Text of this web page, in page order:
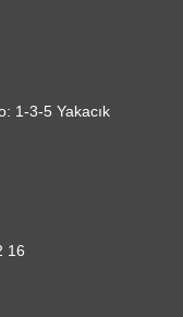
1-3-5 Yakacık
16